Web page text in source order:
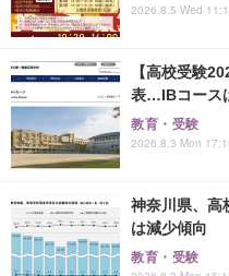
2026.8.5 Wed
【高校受験
表…IBコース
教育・受験
2026.8.3 Mon
神奈川県、
は減少傾向
教育・受験